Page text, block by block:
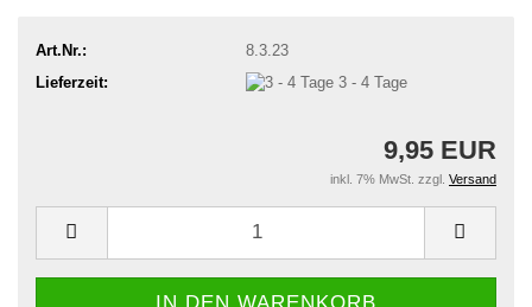
Art.Nr.:
8.3.23
Lieferzeit:
3 - 4 Tage
9,95 EUR
inkl. 7% MwSt. zzgl. Versand